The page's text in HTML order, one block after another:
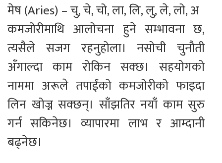
मेष (Aries) – चु, चे, चो, ला, लि, लु, ले, लो, अ
कमजोरीमाथि आलोचना हुने सम्भावना छ,
त्यसैले सजग रहनुहोला। नसोची चुनौती
अँगाल्दा काम रोकिन सक्छ। सहयोगको
नाममा अरूले तपाईंको कमजोरीको फाइदा
लिन खोज्न सक्छन्। साँझतिर नयाँ काम सुरु
गर्न सकिनेछ। व्यापारमा लाभ र आम्दानी
बढ्नेछ।